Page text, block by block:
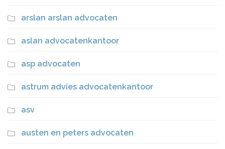
arslan arslan advocaten
aslan advocatenkantoor
asp advocaten
astrum advies advocatenkantoor
asv
austen en peters advocaten